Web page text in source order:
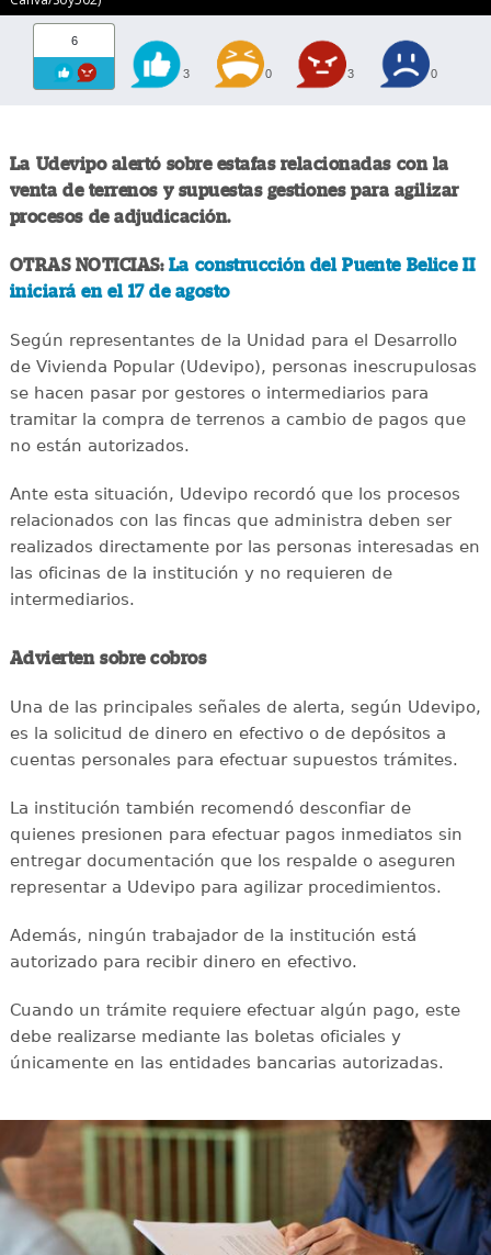
6
3 0 3 0
La Udevipo alertó sobre estafas relacionadas con la
venta de terrenos y supuestas gestiones para agilizar
procesos de adjudicación.
OTRAS NOTICIAS: La construcción del Puente Belice II
iniciará en el 17 de agosto
Según representantes de la Unidad para el Desarrollo
de Vivienda Popular (Udevipo), personas inescrupulosas
se hacen pasar por gestores o intermediarios para
tramitar la compra de terrenos a cambio de pagos que
no están autorizados.
Ante esta situación, Udevipo recordó que los procesos
relacionados con las fincas que administra deben ser
realizados directamente por las personas interesadas en
las oficinas de la institución y no requieren de
intermediarios.
Advierten sobre cobros
Una de las principales señales de alerta, según Udevipo,
es la solicitud de dinero en efectivo o de depósitos a
cuentas personales para efectuar supuestos trámites.
La institución también recomendó desconfiar de
quienes presionen para efectuar pagos inmediatos sin
entregar documentación que los respalde o aseguren
representar a Udevipo para agilizar procedimientos.
Además, ningún trabajador de la institución está
autorizado para recibir dinero en efectivo.
Cuando un trámite requiere efectuar algún pago, este
debe realizarse mediante las boletas oficiales y
únicamente en las entidades bancarias autorizadas.